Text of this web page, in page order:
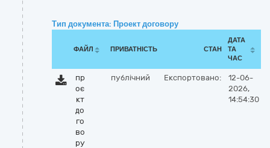
Тип документа: Проект договору
ФАЙЛ ПРИВАТНІСТЬ СТАН
ДАТА
ТА
ЧАС
пр
оє
кт
до
го
во
ру
публічний Експортовано:
12-06-
2026,
14:54:30